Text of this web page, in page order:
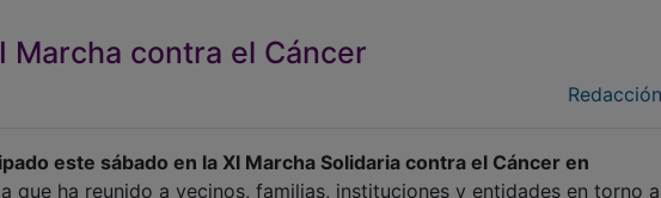
este sábado en la XI Marcha Solidaria contra el Cáncer en
que ha reunido a vecinos, familias, instituciones y entidades en torno a
Contra el Cáncer (AECC), recorrió tres kilómetros por el centro de